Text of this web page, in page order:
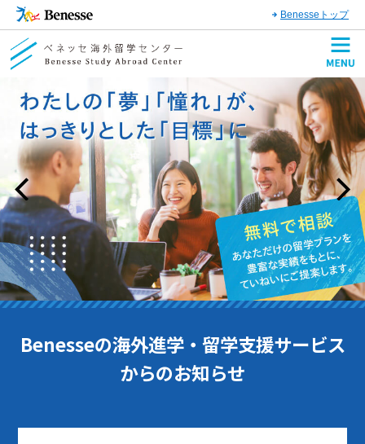
Benesseトップ
Benesseの海外進学・留学⽀援サービス
からのお知らせ